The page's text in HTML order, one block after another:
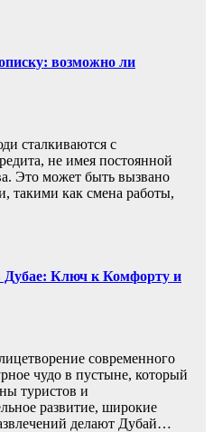
возможно ли
сталкиваются с
не имея постоянной
Это может быть вызвано
такими как смена работы,
Дубае: Ключ к Комфорту и
современного
чудо в пустыне, который
туристов и
развитие, широкие
делают Дубай…